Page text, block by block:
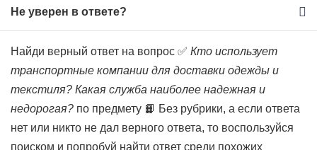
Не уверен в ответе?
Найди верный ответ на вопрос ✅ Кто использует
транспортные компании для доставки одежды и
текстиля? Какая служба наиболее надежная и
недорогая? по предмету 📙 Без рубрики, а если ответа
нет или никто не дал верного ответа, то воспользуйся
поиском и попробуй найти ответ среди похожих